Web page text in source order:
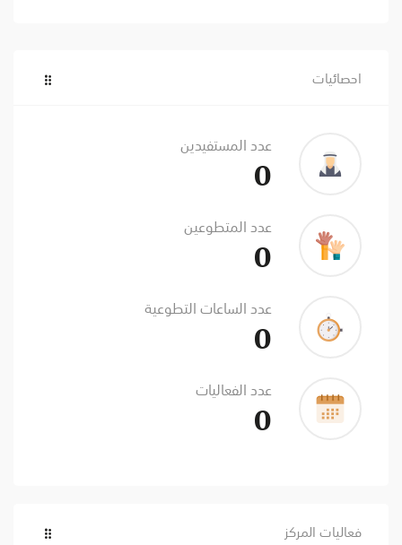
احصائيات
عدد المستفيدين
0
عدد المتطوعين
0
عدد الساعات التطوعية
0
عدد الفعاليات
0
فعاليات المركز